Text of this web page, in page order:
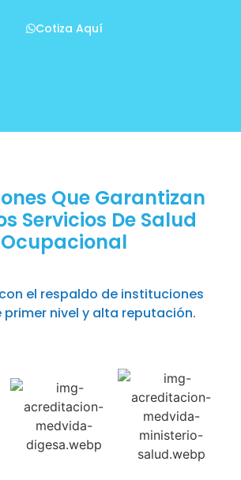
Cotiza Aquí
Que Garantizan
Servicios De Salud
Ocupacional
el respaldo de instituciones
primer nivel y alta reputación.